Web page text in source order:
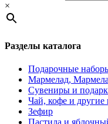
×
Разделы каталога
Подарочные
Мармелад,
Сувениры и
Чай, кофе и другие
Зефир
Пастила и